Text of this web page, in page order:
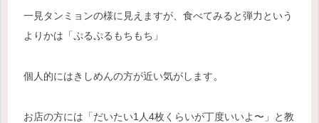
一見タンミョンの様に見えますが、食べてみると弾力という
よりかは「ぷるぷるもちもち」
個人的にはきしめんの方が近い気がします。
お店の方には「だいたい1人4枚くらいが丁度いいよ〜」と教